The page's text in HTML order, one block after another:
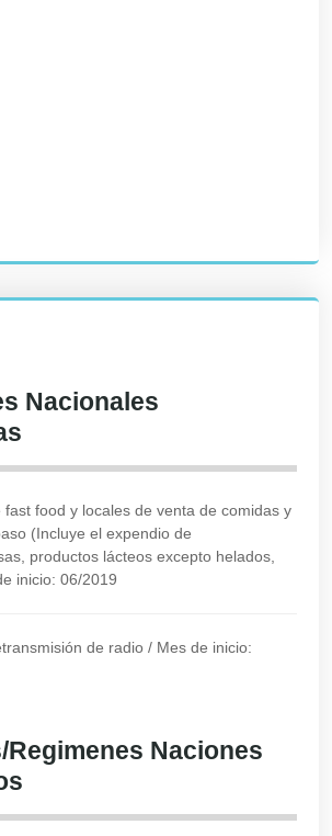
Nacionales
fast food y locales de venta de comidas y
(Incluye el expendio de
productos lácteos excepto helados,
inicio: 06/2019
de radio / Mes de inicio:
Regimenes Naciones